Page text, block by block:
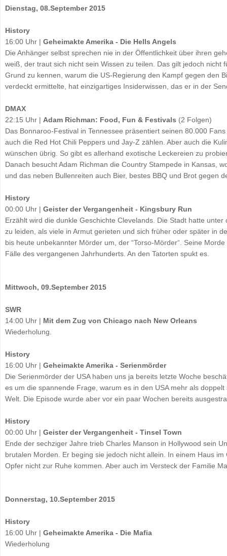
Dienstag, 08.September 2015
History
16:00 Uhr | Geheimakte Amerika - Die Hells Angels
Die Anhänger selbst sprechen nie in der Öffentlichkeit über ihren
weiß, der traut sich nicht sein Wissen zu teilen. Das gilt jedoch nicht
Grund zu kennen, warum die US-Regierung den Kampf gegen den
verdeckt ermittelte, hat einzigartiges Insiderwissen, das er in der
DMAX
22:15 Uhr | Adam Richman: Food, Fun & Festivals (2 Folgen)
Das Bonnaroo-Festival in Tennessee präsentiert seinen 80.000
auch die Red Hot Chili Peppers und Jay-Z zählen. Aber auch die
wünschen übrig. So gibt es allerhand exotische Leckereien zu
Danach besucht Adam Richman die Country Stampede in Kansas,
und das neben Bullenreiten auch Bier, bestes BBQ und Brot gegen
History
00:00 Uhr | Geister der Vergangenheit - Kingsbury Run
Erzählt wird die dunkle Geschichte Clevelands. Die Stadt hatte
zu leiden, als viele in Armut gerieten und sich früher oder später in
bis heute unbekannter Mörder um, der “Torso-Mörder“. Seine
Fälle des vergangenen Jahrhunderts. An den Tatorten spukt es.
Mittwoch, 09.September 2015
SWR
14:00 Uhr | Mit dem Zug von Chicago nach New Orleans
Wiederholung.
History
16:00 Uhr | Geheimakte Amerika - Serienmörder
Die Serienmörder der USA haben uns ja bereits letzte Woche
es um die spannende Frage, warum es in den USA mehr als
Welt. Die Episode wurde aber vor ein paar Wochen bereits
History
00:00 Uhr | Geister der Vergangenheit - Tinsel Town
Ende der sechziger Jahre trieb Charles Manson in Hollywood sein
brutalen Morden. Er beging sie jedoch nicht allein. In einem Haus
Opfer nicht zur Ruhe kommen. Aber auch im Versteck der Familie
Donnerstag, 10.September 2015
History
16:00 Uhr | Geheimakte Amerika - Die Mafia
Wiederholung